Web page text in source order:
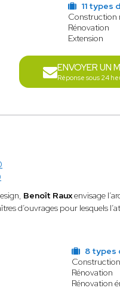
11 types
Construction
Rénovation
Extension
ENVOYER UN
Réponse sous 24
Benoît Rauxenvisage
d’ouvrages pour lesquels
8 types
Rénovation
Rénovation